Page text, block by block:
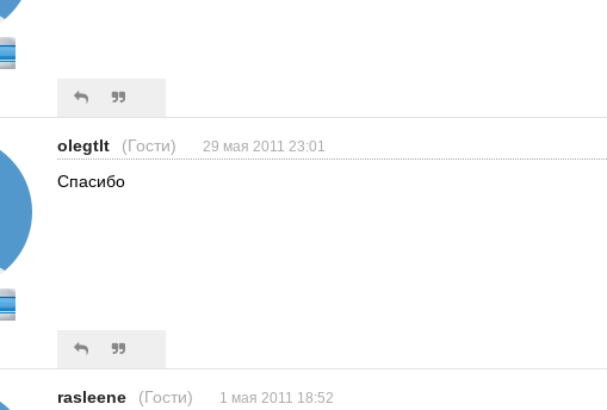
olegtlt (Гости) 29 мая 2011 23:01
Спасибо
rasleene (Гости) 1 мая 2011 18:52